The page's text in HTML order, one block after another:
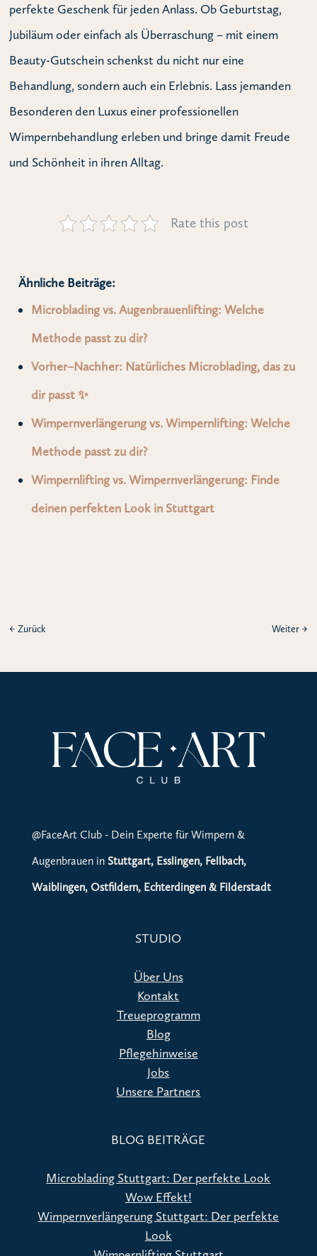
perfekte Geschenk für jeden Anlass. Ob Geburtstag,
Jubiläum oder einfach als Überraschung – mit einem
Beauty-Gutschein schenkst du nicht nur eine
Behandlung, sondern auch ein Erlebnis. Lass jemanden
Besonderen den Luxus einer professionellen
Wimpernbehandlung erleben und bringe damit Freude
und Schönheit in ihren Alltag.
Rate this post
Ähnliche Beiträge:
Microblading vs. Augenbrauenlifting: Welche
Methode passt zu dir?
Vorher–Nachher: Natürliches Microblading, das zu
dir passt ✨
Wimpernverlängerung vs. Wimpernlifting: Welche
Methode passt zu dir?
Wimpernlifting vs. Wimpernverlängerung: Finde
deinen perfekten Look in Stuttgart
←Zurück Weiter→
@FaceArt Club - Dein Experte für Wimpern &
Augenbrauen in Stuttgart, Esslingen, Fellbach,
Waiblingen, Ostfildern, Echterdingen & Filderstadt
STUDIO
Über Uns
Kontakt
Treueprogramm
Blog
Pflegehinweise
Jobs
Unsere Partners
BLOG BEITRÄGE
Microblading Stuttgart: Der perfekte Look
Wow Effekt!
Wimpernverlängerung Stuttgart: Der perfekte
Look